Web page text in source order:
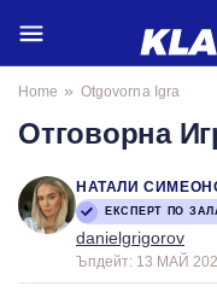
Home » Otgovorna Igra
Отговорна
НАТАЛИ
ЕКСПЕРТ ПО
danielgrigorov
Ъпдейт: 13 МАЙ